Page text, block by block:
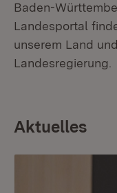
Baden-
Landesportal
unserem Land
Landesregierung.
Aktuelles